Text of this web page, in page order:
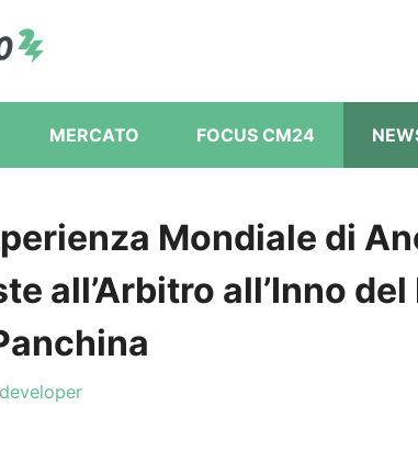
MERCATO FOCUS CM24
Mondiale di
all’Arbitro all’Inno